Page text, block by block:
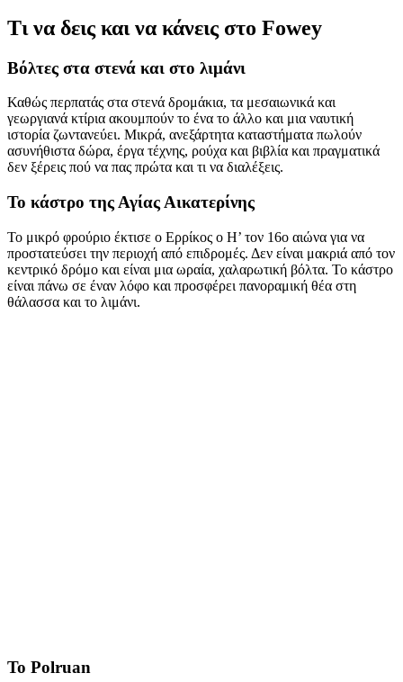
Τι να δεις και να κάνεις στο Fowey
Βόλτες στα στενά και στο λιμάνι
Καθώς περπατάς στα στενά δρομάκια, τα μεσαιωνικά και
γεωργιανά κτίρια ακουμπούν το ένα το άλλο και μια ναυτική
ιστορία ζωντανεύει. Μικρά, ανεξάρτητα καταστήματα πωλούν
ασυνήθιστα δώρα, έργα τέχνης, ρούχα και βιβλία και πραγματικά
δεν ξέρεις πoύ να πας πρώτα και τι να διαλέξεις.
Το κάστρο της Αγίας Αικατερίνης
Το μικρό φρούριο έκτισε ο Ερρίκος ο Η’ τον 16ο αιώνα για να
προστατεύσει την περιοχή από επιδρομές. Δεν είναι μακριά από τον
κεντρικό δρόμο και είναι μια ωραία, χαλαρωτική βόλτα. Το κάστρο
είναι πάνω σε έναν λόφο και προσφέρει πανοραμική θέα στη
θάλασσα και το λιμάνι.
Το Polruan